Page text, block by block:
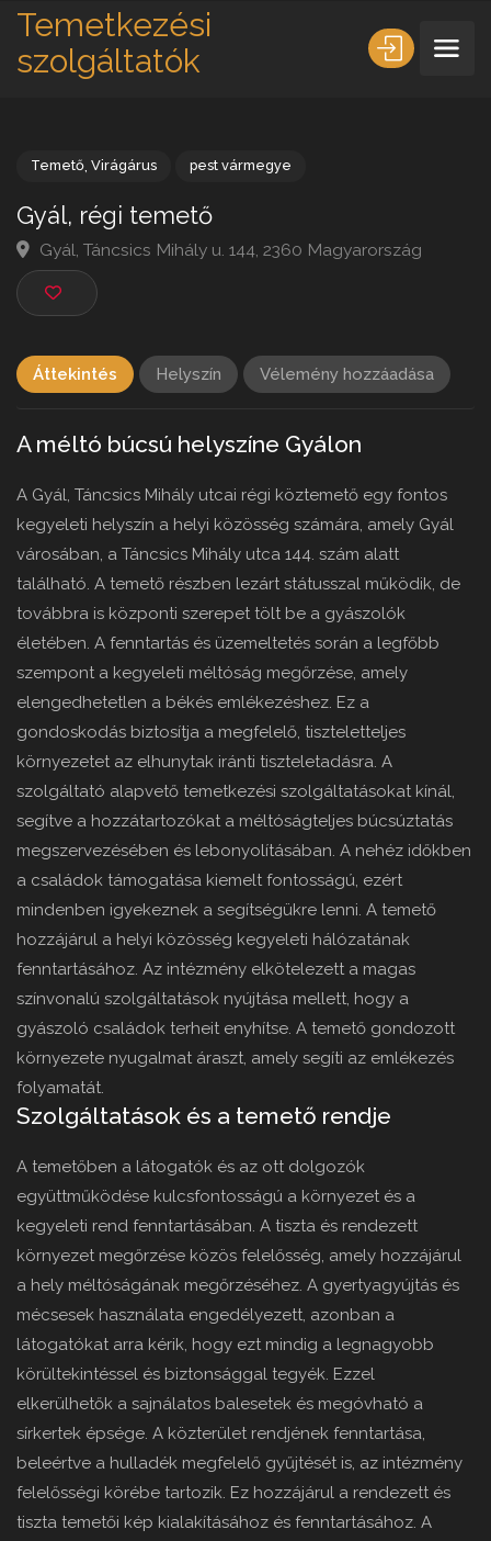
Temetkezési
szolgáltatók
Gyál, régi temető
Gyál, Táncsics Mihály u. 144, 2360 Magyarország
Áttekintés Helyszín Vélemény hozzáadása
A méltó búcsú helyszíne Gyálon
A Gyál, Táncsics Mihály utcai régi köztemető egy fontos
kegyeleti helyszín a helyi közösség számára, amely Gyál
városában, a Táncsics Mihály utca 144. szám alatt
található. A temető részben lezárt státusszal működik, de
továbbra is központi szerepet tölt be a gyászolók
életében. A fenntartás és üzemeltetés során a legfőbb
szempont a kegyeleti méltóság megőrzése, amely
elengedhetetlen a békés emlékezéshez. Ez a
gondoskodás biztosítja a megfelelő, tiszteletteljes
környezetet az elhunytak iránti tiszteletadásra. A
szolgáltató alapvető temetkezési szolgáltatásokat kínál,
segítve a hozzátartozókat a méltóságteljes búcsúztatás
megszervezésében és lebonyolításában. A nehéz időkben
a családok támogatása kiemelt fontosságú, ezért
mindenben igyekeznek a segítségükre lenni. A temető
hozzájárul a helyi közösség kegyeleti hálózatának
fenntartásához. Az intézmény elkötelezett a magas
színvonalú szolgáltatások nyújtása mellett, hogy a
gyászoló családok terheit enyhítse. A temető gondozott
környezete nyugalmat áraszt, amely segíti az emlékezés
folyamatát.
Szolgáltatások és a temető rendje
A temetőben a látogatók és az ott dolgozók
együttműködése kulcsfontosságú a környezet és a
kegyeleti rend fenntartásában. A tiszta és rendezett
környezet megőrzése közös felelősség, amely hozzájárul
a hely méltóságának megőrzéséhez. A gyertyagyújtás és
mécsesek használata engedélyezett, azonban a
látogatókat arra kérik, hogy ezt mindig a legnagyobb
körültekintéssel és biztonsággal tegyék. Ezzel
elkerülhetők a sajnálatos balesetek és megóvható a
sírkertek épsége. A közterület rendjének fenntartása,
beleértve a hulladék megfelelő gyűjtését is, az intézmény
felelősségi körébe tartozik. Ez hozzájárul a rendezett és
tiszta temetői kép kialakításához és fenntartásához. A